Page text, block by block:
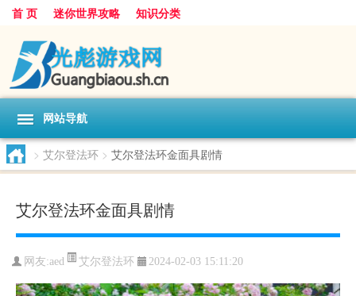
首 页 迷你世界攻略 知识分类
网站导航
> 艾尔登法环 > 艾尔登法环金面具剧情
艾尔登法环金面具剧情
网友:aed 艾尔登法环 2024-02-03 15:11:20